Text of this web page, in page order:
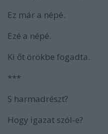
Ez már a népé.
Ezé a népé.
Ki őt örökbe fogadta.
***
S harmadrészt?
Hogy igazat szól-e?